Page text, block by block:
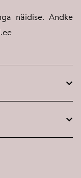
näidise. Andke